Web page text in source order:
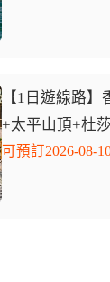
【1日遊線路】
+太平山頂+杜
可預訂2026-08-